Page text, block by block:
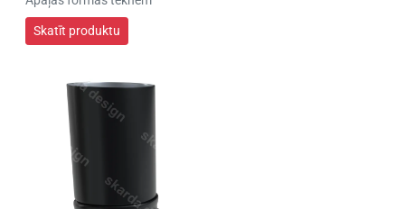
Skatīt produktu